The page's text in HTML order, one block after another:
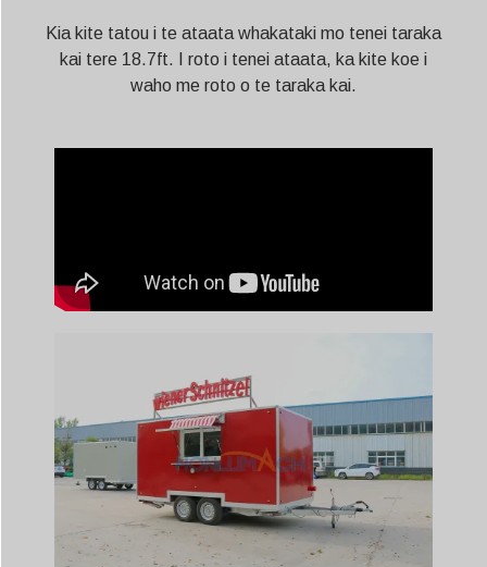
Kia kite tatou i te ataata whakataki mo tenei taraka
kai tere 18.7ft. I roto i tenei ataata, ka kite koe i
waho me roto o te taraka kai.